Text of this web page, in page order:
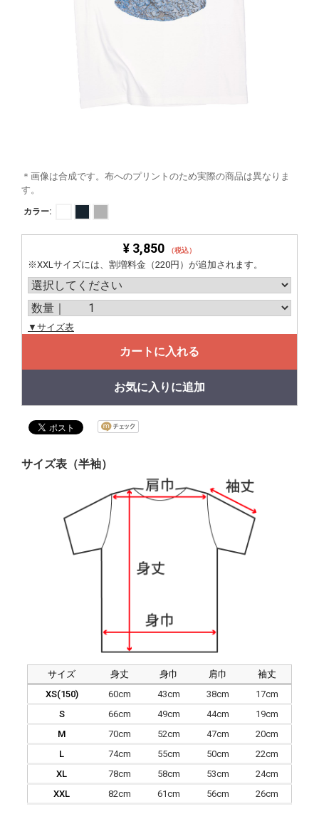
＊画像は合成です。布へのプリントのため実際の商品は異なりま
す。
カラー:
¥ 3,850 （税込）
※XXLサイズには、割増料金（220円）が追加されます。
▼サイズ表
カートに入れる
お気に入りに追加
サイズ表（半袖）
サイズ 身丈 身巾 肩巾
袖丈
XS(150)
60cm 43cm 38cm
17cm
S
66cm 49cm 44cm
19cm
M
70cm 52cm 47cm
20cm
L
74cm 55cm 50cm
22cm
XL
78cm 58cm 53cm
24cm
XXL
82cm 61cm 56cm 26cm